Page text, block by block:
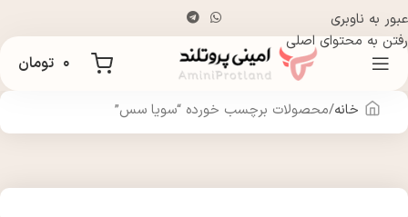
عبور به ناوبری
رفتن به محتوای اصلی
۰ تومان
خانه محصولات برچسب خورده “سویا سس”